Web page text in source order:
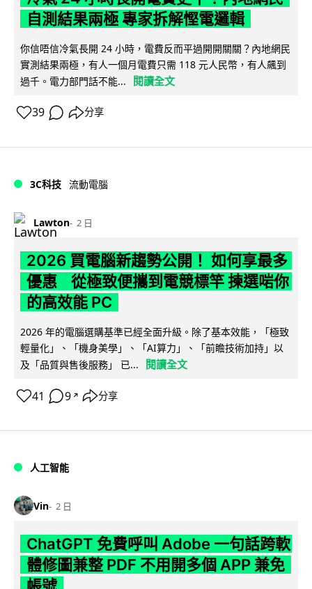
自測結果兩極 專家拆解慳電邏輯
你信唔信冷氣長開 24 小時，電費反而平過開開關關？內地網民
實測結果兩極，有人一個月電費只需 118 元人民幣，有人飆到
過千。電力部門話不能...
閱讀全文
39 分享
3C科技 流動電腦
Lawton 2 日
2026 買電腦新趨勢公開！ 如何享最多
優惠 從極致便攜到電競標竿 揀選啱你
的高效能 PC
2026 年的電腦選購基準已經全面升級。除了基本效能，「極致
輕量化」、「機身美學」、「AI算力」、「前瞻技術加持」以
及「品質與售後服務」 已...
閱讀全文
41 9 ↗ 分享
人工智能
Vin 2 日
ChatGPT 免費呼叫 Adobe 一句話跨軟
體修圖兼整 PDF 不用開多個 APP 兼免